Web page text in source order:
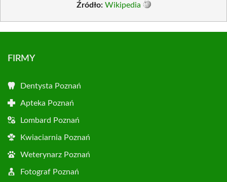
Źródło: Wikipedia
FIRMY
Dentysta Poznań
Apteka Poznań
Lombard Poznań
Kwiaciarnia Poznań
Weterynarz Poznań
Fotograf Poznań